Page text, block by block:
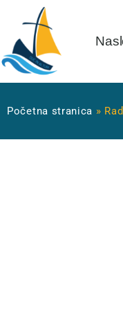
Početna stranica »